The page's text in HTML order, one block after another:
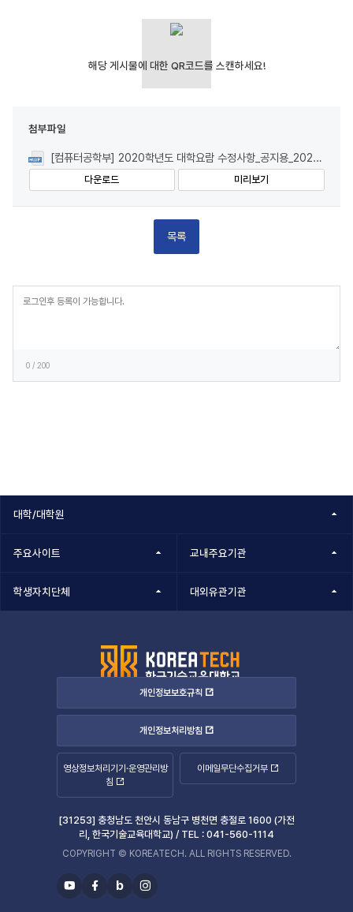
첨부파일
[컴퓨터공학부] 2020학년도 대학요람 수정사항_공지용_2020.07.27.hwp
다운로드 미리보기
목록
0 / 200
대학/대학원
주요사이트 교내주요기관
학생자치단체 대외유관기관
개인정보보호규칙
개인정보처리방침
영상정보처리기기·운영관리방
침
이메일무단수집거부
[31253] 충청남도 천안시 동남구 병천면 충절로 1600 (가전
리, 한국기술교육대학교) / TEL : 041-560-1114
COPYRIGHT © KOREATECH. ALL RIGHTS RESERVED.
유
페
b
블
인